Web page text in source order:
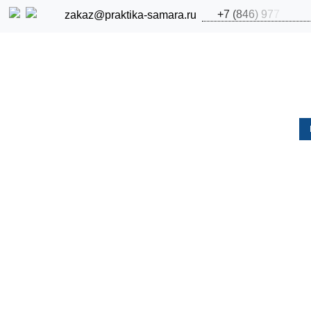
zakaz@praktika-samara.ru +7 (846) 977